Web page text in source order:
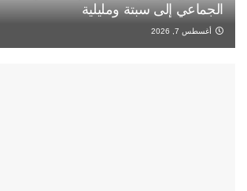
الجماعي إلى سبتة ومليلية
أغسطس 7, 2026